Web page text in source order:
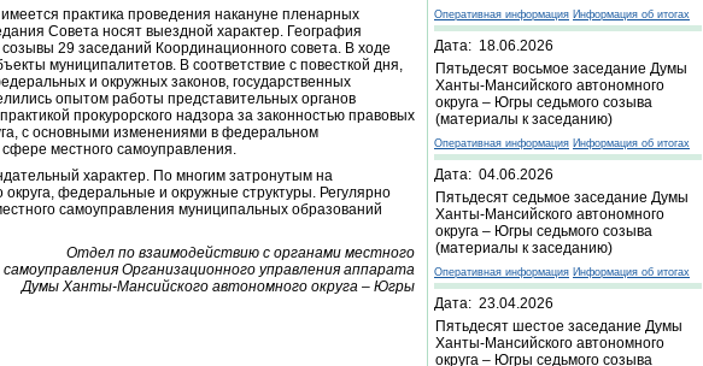
Оперативная информация Информация об итогах
Дата: 18.06.2026
Пятьдесят восьмое заседание Думы
Ханты-Мансийского автономного
округа – Югры седьмого созыва
(материалы к заседанию)
Оперативная информация Информация об итогах
Дата: 04.06.2026
Пятьдесят седьмое заседание Думы
Ханты-Мансийского автономного
округа – Югры седьмого созыва
(материалы к заседанию)
Оперативная информация Информация об итогах
Дата: 23.04.2026
Пятьдесят шестое заседание Думы
Ханты-Мансийского автономного
округа – Югры седьмого созыва
практика проведения накануне пленарных
Совета носят выездной характер. География
29 заседаний Координационного совета. В ходе
муниципалитетов. В соответствие с повесткой дня,
и окружных законов, государственных
опытом работы представительных органов
прокурорского надзора за законностью правовых
с основными изменениями в федеральном
местного самоуправления.
характер. По многим затронутым на
федеральные и окружные структуры. Регулярно
самоуправления муниципальных образований
Отдел по взаимодействию с органами местного
самоуправления Организационного управления аппарата
Думы Ханты-Мансийского автономного округа – Югры